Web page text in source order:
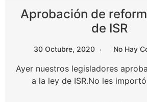
Aprobación de
de ISR
30 Octubre, 2020 No Hay
Ayer nuestros legisladores
a la ley de ISR.No les